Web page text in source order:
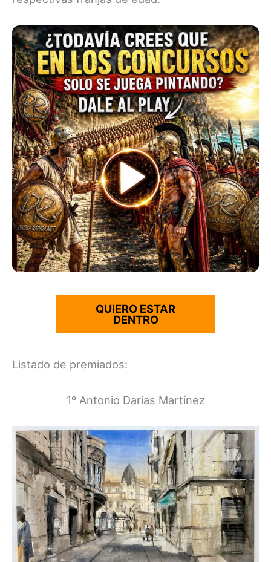
QUIERO ESTAR
DENTRO
Listado de premiados:
1º Antonio Darias Martínez